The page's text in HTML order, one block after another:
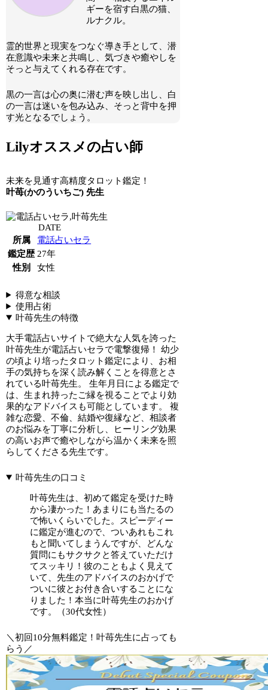
ギーを宿す白黒の猫、
ルナクル。
霊的世界と現実をつなぐ導き手として、潜
在意識や未来と共鳴し、気づきや癒やしを
そっと与えてくれる存在です。
黒の一言は心の奥に潜む声を映し出し、白
の一言は迷いを包み込み、そっと背中を押
す光となるでしょう。
Lilyオススメの占い師
未来を見通す高精度タロット鑑定！
叶苺(かのういちご) 先生
DATE
所属
電話占いセラ
鑑定歴 27年
性別
女性
得意な相談
使用占術
叶苺先生の特徴
大手電話占いサイトで絶大な人気を誇った
叶苺先生が電話占いセラで電撃復帰！ 幼少
の頃より培ったタロット鑑定により、お相
手の気持ちを深く読み解くことを得意とさ
れている叶苺先生。 生年月日による鑑定で
は、生まれ持ったご縁を視ることでより効
果的なアドバイスも可能としています。 複
雑な恋愛、不倫、結婚や復縁など、相談者
のお悩みを丁寧に分析し、ヒーリング効果
の高いお声で癒やしながら温かく未来を照
らしてくださる先生です。
叶苺先生の口コミ
叶苺先生は、初めて鑑定を受けた時
から凄かった！あまりにも当たるの
で怖いくらいでした。スピーディー
に鑑定が進むので、ついあれもこれ
もと聞いてしまうんですが、どんな
質問にもサクサクと答えていただけ
てスッキリ！彼のこともよく見えて
いて、先生のアドバイスのおかげで
ついに彼とお付き合いすることにな
りました！本当に叶苺先生のおかげ
です。（30代女性）
＼初回10分無料鑑定！叶苺先生に占っても
らう／